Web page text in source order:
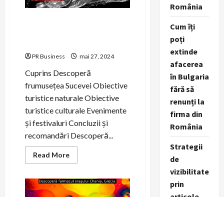
PR Business mai 27, 2024
Cuprins Descoperă
frumusețea Sucevei Obiective
turistice naturale Obiective
turistice culturale Evenimente
și festivaluri Concluzii și
recomandări Descoperă...
Read MoreRead
more
frumusețea
Sucevei
România
Cum îți
poți
extinde
afacerea
în Bulgaria
fără să
renunți la
firma din
România
Strategii
de
vizibilitate
prin